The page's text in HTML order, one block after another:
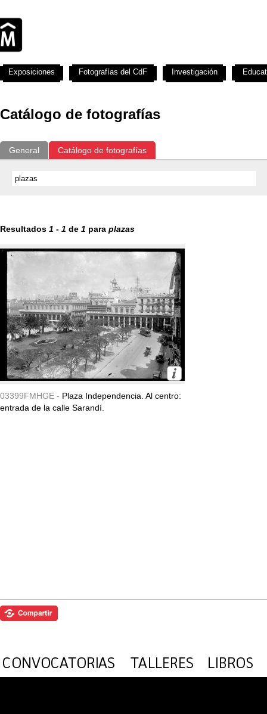
Catálogo de fotografías
General Catálogo de fotografías
Resultados 1 - 1 de 1 para plazas
03399FMHGE - Plaza Independencia. Al centro:
entrada de la calle Sarandí.
Exposiciones Fotografías del CdF Investigación